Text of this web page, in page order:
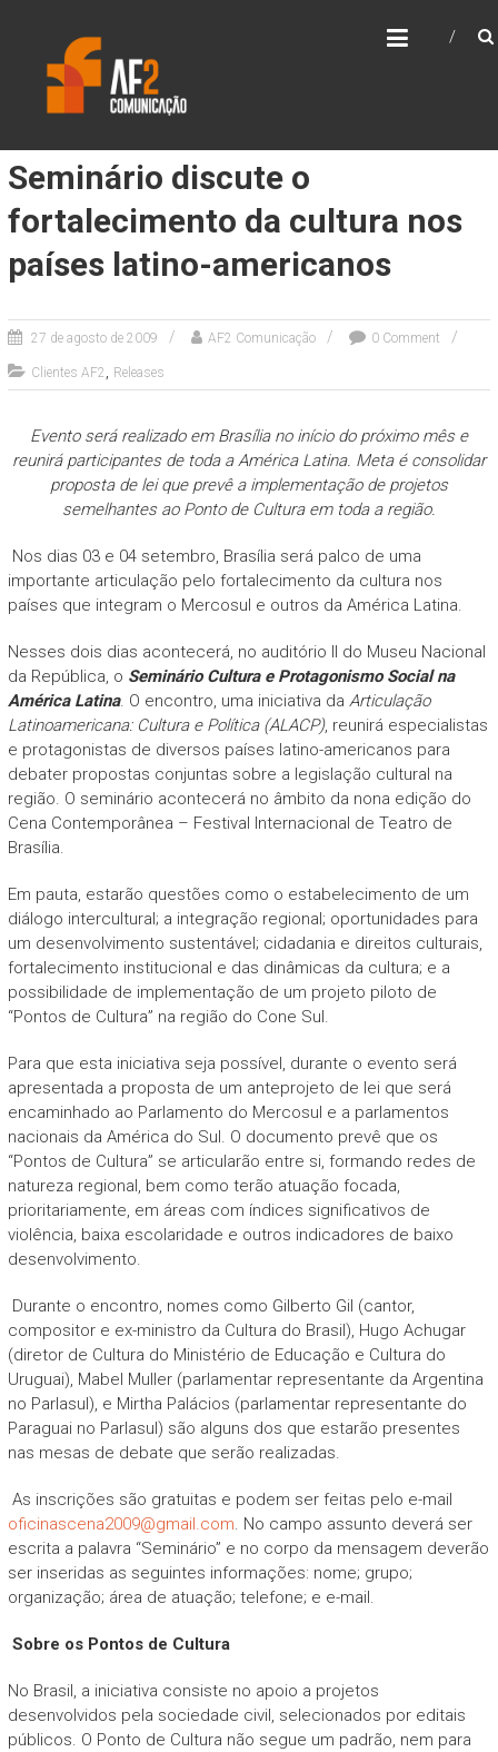
content
Seminário discute o
fortalecimento da cultura nos
países latino-americanos
27 de agosto de 2009 AF2 Comunicação 0 Comment
Clientes AF2 , Releases
Evento será realizado em Brasília no início do próximo mês e
reunirá participantes de toda a América Latina. Meta é consolidar
proposta de lei que prevê a implementação de projetos
semelhantes ao Ponto de Cultura em toda a região.
Nos dias 03 e 04 setembro, Brasília será palco de uma
importante articulação pelo fortalecimento da cultura nos
países que integram o Mercosul e outros da América Latina.
Nesses dois dias acontecerá, no auditório II do Museu Nacional
da República, o Seminário Cultura e Protagonismo Social na
América Latina. O encontro, uma iniciativa da Articulação
Latinoamericana: Cultura e Política (ALACP), reunirá especialistas
e protagonistas de diversos países latino-americanos para
debater propostas conjuntas sobre a legislação cultural na
região. O seminário acontecerá no âmbito da nona edição do
Cena Contemporânea – Festival Internacional de Teatro de
Brasília.
Em pauta, estarão questões como o estabelecimento de um
diálogo intercultural; a integração regional; oportunidades para
um desenvolvimento sustentável; cidadania e direitos culturais,
fortalecimento institucional e das dinâmicas da cultura; e a
possibilidade de implementação de um projeto piloto de
“Pontos de Cultura” na região do Cone Sul.
Para que esta iniciativa seja possível, durante o evento será
apresentada a proposta de um anteprojeto de lei que será
encaminhado ao Parlamento do Mercosul e a parlamentos
nacionais da América do Sul. O documento prevê que os
“Pontos de Cultura” se articularão entre si, formando redes de
natureza regional, bem como terão atuação focada,
prioritariamente, em áreas com índices significativos de
violência, baixa escolaridade e outros indicadores de baixo
desenvolvimento.
Durante o encontro, nomes como Gilberto Gil (cantor,
compositor e ex-ministro da Cultura do Brasil), Hugo Achugar
(diretor de Cultura do Ministério de Educação e Cultura do
Uruguai), Mabel Muller (parlamentar representante da Argentina
no Parlasul), e Mirtha Palácios (parlamentar representante do
Paraguai no Parlasul) são alguns dos que estarão presentes
nas mesas de debate que serão realizadas.
As inscrições são gratuitas e podem ser feitas pelo e-mail
oficinascena2009@gmail.com. No campo assunto deverá ser
escrita a palavra “Seminário” e no corpo da mensagem deverão
ser inseridas as seguintes informações: nome; grupo;
organização; área de atuação; telefone; e e-mail.
Sobre os Pontos de Cultura
No Brasil, a iniciativa consiste no apoio a projetos
desenvolvidos pela sociedade civil, selecionados por editais
públicos. O Ponto de Cultura não segue um padrão, nem para